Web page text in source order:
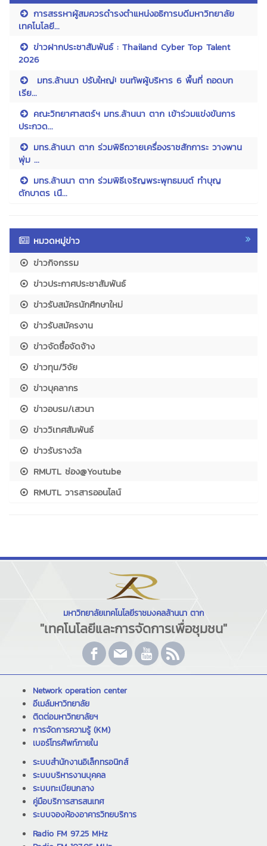
การสรรหาผู้สมควรดำรงตำแหน่งอธิการบดีมหาวิทยาลัย
เทคโนโลยี...
ข่าวฝากประชาสัมพันธ์ : Thailand Cyber Top Talent
2026
มทร.ล้านนา ปรับใหญ่! ขนทัพผู้บริหาร 6 พื้นที่ ถอดบท
เรีย...
คณะวิทยาศาสตร์ฯ มทร.ล้านนา ตาก เข้าร่วมแข่งขันการ
ประกวด...
มทร.ล้านนา ตาก ร่วมพิธีถวายเครื่องราชสักการะ วางพาน
พุ่ม ...
มทร.ล้านนา ตาก ร่วมพิธีเจริญพระพุทธมนต์ ทำบุญ
ตักบาตร เนื...
หมวดหมู่ข่าว
ข่าวกิจกรรม
ข่าวประกาศประชาสัมพันธ์
ข่าวรับสมัครนักศึกษาใหม่
ข่าวรับสมัครงาน
ข่าวจัดซื้อจัดจ้าง
ข่าวทุน/วิจัย
ข่าวบุคลากร
ข่าวอบรม/เสวนา
ข่าววิเทศสัมพันธ์
ข่าวรับรางวัล
RMUTL ช่อง@Youtube
RMUTL วารสารออนไลน์
มหาวิทยาลัยเทคโนโลยีราชมงคลล้านนา ตาก
"เทคโนโลยีและการจัดการเพื่อชุมชน"
Network operation center
อีเมล์มหาวิทยาลัย
ติดต่อมหาวิทยาลัยฯ
การจัดการความรู้ (KM)
เบอร์โทรศัพท์ภายใน
ระบบสำนักงานอิเล็กทรอนิกส์
ระบบบริหารงานบุคคล
ระบบทะเบียนกลาง
คู่มือบริการสารสนเทศ
ระบบจองห้องอาคารวิทยบริการ
Radio FM 97.25 MHz